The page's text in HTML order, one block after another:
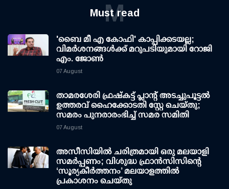
Must read
M
'ബൈ മീ എ കോഫി' കാപ്പിക്കടയല്ല;
വിമര്‍ശനങ്ങള്‍ക്ക് മറുപടിയുമായി റോജി
എം. ജോണ്‍
07 August
താമരശേരി ഫ്രഷ്കട്ട് പ്ലാന്റ് അടച്ചുപൂട്ടൽ
ഉത്തരവ് ഹൈക്കോടതി സ്റ്റേ ചെയ്തു;
സമരം പുനരാരംഭിച്ച് സമര സമിതി
07 August
അസീസിയിൽ ചരിത്രമായി ഒരു മലയാളി
സമർപ്പണം; വിശുദ്ധ ഫ്രാൻസിസിന്റെ
‘സൂര്യകീർത്തനം’ മലയാളത്തിൽ
പ്രകാശനം ചെയ്തു